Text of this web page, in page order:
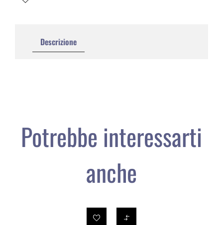
Descrizione
Potrebbe interessarti
anche